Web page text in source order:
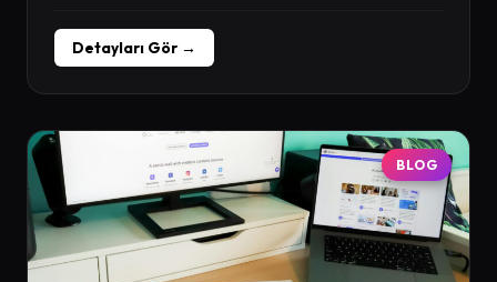
Detayları Gör →
BLOG